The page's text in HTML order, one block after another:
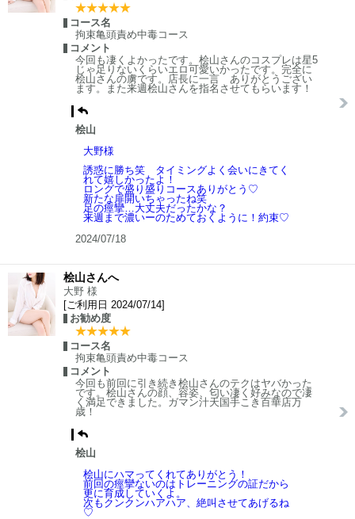
コース名
拘束亀頭責め中毒コース
コメント
今回も凄くよかったです。桧山さんのコスプレは星5
じゃ足りないくらいエロ可愛いかったです。完全に
桧山さんの虜です。店長に一言 ありがとうござい
ます。また来週桧山さんを指名させてもらいます！
桧山
大野様
誘惑に勝ち笑 タイミングよく会いにきてく
れて嬉しかったよ！
ロングで盛り盛りコースありがとう♡
新たな扉開いちゃったね笑
足の痙攣…大丈夫だったかな？
来週まで濃いーのためておくように！約束♡
2024/07/18
桧山さんへ
大野 様
[ご利用日 2024/07/14]
お勧め度
コース名
拘束亀頭責め中毒コース
コメント
今回も前回に引き続き桧山さんのテクはヤバかった
です。桧山さんの顔、容姿、匂い凄く好みなので凄
く満足できました。ガマン汁天国手こき百華店万
歳！
桧山
桧山にハマってくれてありがとう！
前回の痙攣ないのはトレーニングの証だから
更に育成していくよ。
次もクンクンハアハア、絶叫させてあげるね
♡